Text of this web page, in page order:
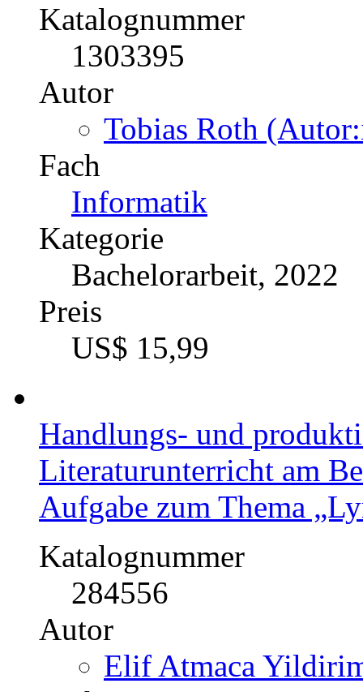
Katalognummer
1303395
Autor
Tobias Roth
Fach
Informatik
Kategorie
Bachelorarbeit, 2022
Preis
US$ 15,99
Handlungs- und
Literaturunterricht am
Aufgabe zum Thema
Katalognummer
284556
Autor
Elif Atmaca